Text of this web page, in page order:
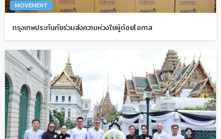
MOVEMENT
กรุงเทพประกันภัยร่วมส่งความห่วงใยผู้ด้อยโอกาส